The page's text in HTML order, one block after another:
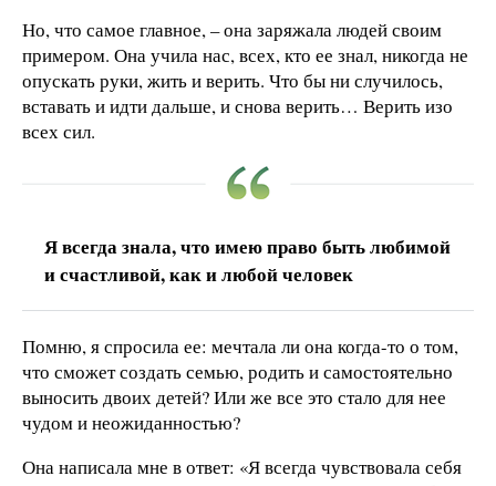
Но, что самое главное, – она заряжала людей своим
примером. Она учила нас, всех, кто ее знал, никогда не
опускать руки, жить и верить. Что бы ни случилось,
вставать и идти дальше, и снова верить… Верить изо
всех сил.
Я всегда знала, что имею право быть любимой
и счастливой, как и любой человек
Помню, я спросила ее: мечтала ли она когда-то о том,
что сможет создать семью, родить и самостоятельно
выносить двоих детей? Или же все это стало для нее
чудом и неожиданностью?
Она написала мне в ответ: «Я всегда чувствовала себя